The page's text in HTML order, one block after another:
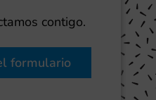
contigo.
formulario